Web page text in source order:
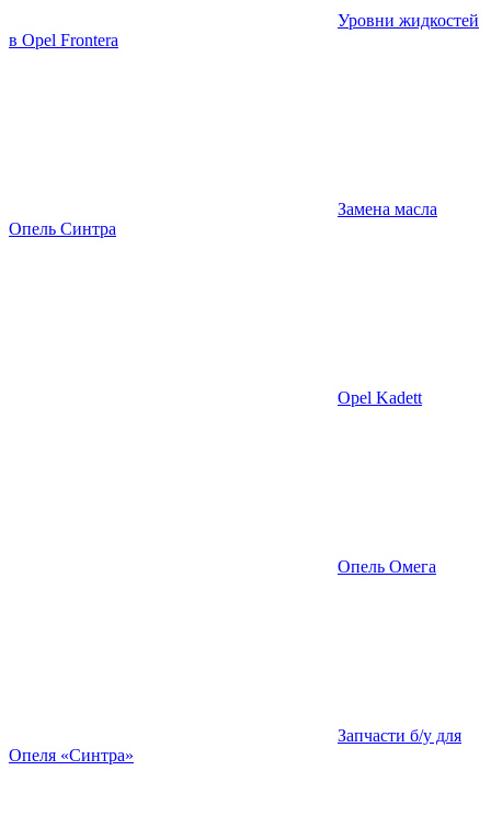
Уровни жидкостей
в Opel Frontera
Замена масла
Опель Синтра
Opel Kadett
Опель Омега
Запчасти б/у для
Опеля «Синтра»